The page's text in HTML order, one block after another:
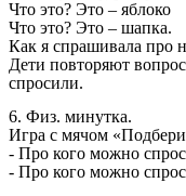
Что это? Это – яблоко
Что это? Это – шапка.
Как я спрашивала про
Дети повторяют
спросили.
6. Физ. минутка.
Игра с мячом
- Про кого можно
- Про кого можно